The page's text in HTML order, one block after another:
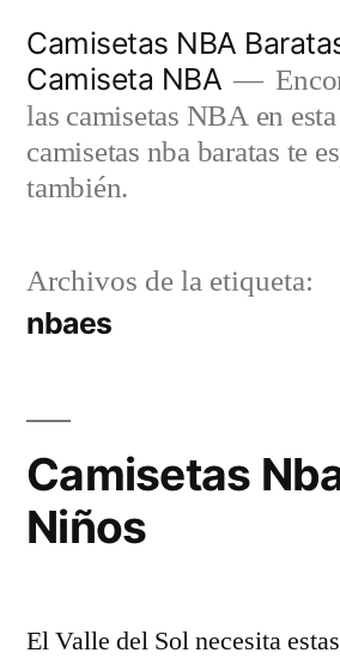
contenido
Camisetas NBA
Camiseta NBA
las camisetas NBA en
camisetas nba baratas te
también.
Archivos de la etiqueta:
nbaes
Camisetas
Niños
El Valle del Sol necesita